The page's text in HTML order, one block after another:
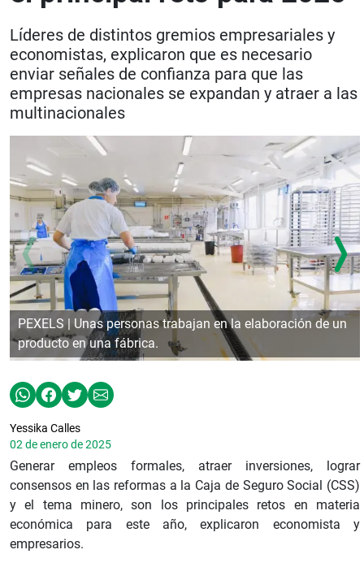
Líderes de distintos gremios empresariales y
economistas, explicaron que es necesario
enviar señales de confianza para que las
empresas nacionales se expandan y atraer a las
multinacionales
PEXELS | Unas personas trabajan en la elaboración de un
producto en una fábrica.
Yessika Calles
02 de enero de 2025
Generar empleos formales, atraer inversiones, lograr
consensos en las reformas a la Caja de Seguro Social (CSS)
y el tema minero, son los principales retos en materia
económica para este año, explicaron economista y
empresarios.